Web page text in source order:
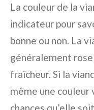
La couleur de la
indicateur pour
bonne ou non. La
généralement rose
fraîcheur. Si la
même une
chances qu’elle